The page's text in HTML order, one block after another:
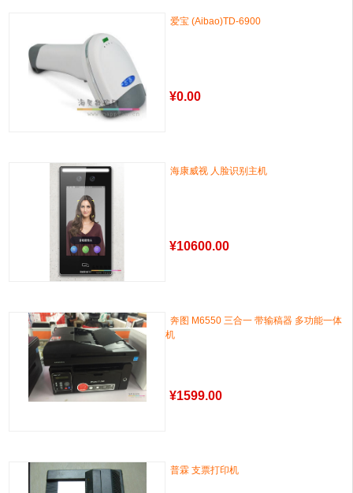
爱宝 (Aibao)TD-6900
¥0.00
海康威视 人脸识别主机
¥10600.00
奔图 M6550 三合一 带输稿器 多功能一体
机
¥1599.00
普霖 支票打印机